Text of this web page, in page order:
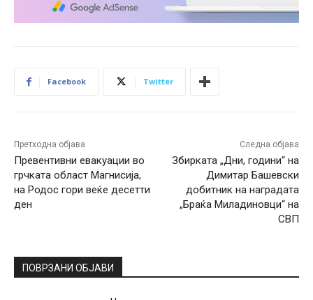
Facebook Twitter
Претходна објава
Превентивни евакуации во
грчката област Магнисија,
на Родос гори веќе десетти
ден
Следна објава
Збирката „Дни, години“ на
Димитар Башевски
добитник на наградата
„Браќа Миладиновци“ на
СВП
ПОВРЗАНИ ОБЈАВИ